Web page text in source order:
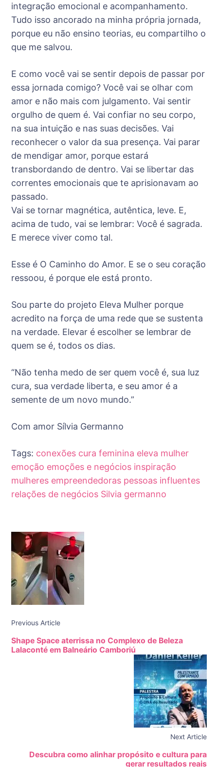
integração emocional e acompanhamento.
Tudo isso ancorado na minha própria jornada,
porque eu não ensino teorias, eu compartilho o
que me salvou.
E como você vai se sentir depois de passar por
essa jornada comigo? Você vai se olhar com
amor e não mais com julgamento. Vai sentir
orgulho de quem é. Vai confiar no seu corpo,
na sua intuição e nas suas decisões. Vai
reconhecer o valor da sua presença. Vai parar
de mendigar amor, porque estará
transbordando de dentro. Vai se libertar das
correntes emocionais que te aprisionavam ao
passado.
Vai se tornar magnética, autêntica, leve. E,
acima de tudo, vai se lembrar: Você é sagrada.
E merece viver como tal.
Esse é O Caminho do Amor. E se o seu coração
ressoou, é porque ele está pronto.
Sou parte do projeto Eleva Mulher porque
acredito na força de uma rede que se sustenta
na verdade. Elevar é escolher se lembrar de
quem se é, todos os dias.
“Não tenha medo de ser quem você é, sua luz
cura, sua verdade liberta, e seu amor é a
semente de um novo mundo.”
Com amor Sílvia Germanno
Tags: conexões cura feminina eleva mulher
emoção emoções e negócios inspiração
mulheres empreendedoras pessoas influentes
relações de negócios Silvia germanno
Post
Navigation
Previous Article
Shape Space aterrissa no Complexo de Beleza
Lalaconté em Balneário Camboriú
Next Article
Descubra como alinhar propósito e cultura para
gerar resultados reais